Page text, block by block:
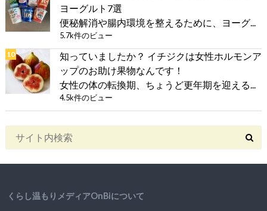
ヨーグルト7選
便秘解消や腸内環境を整えるために、ヨーグ...
5.7k件のビュー
知っていましたか？ イチジクは女性ホルモンア
ップのお助け果物なんです！
女性の体の転換期、ちょうど更年期を迎える...
4.5k件のビュー
くらし温もりメディアOnBiについて